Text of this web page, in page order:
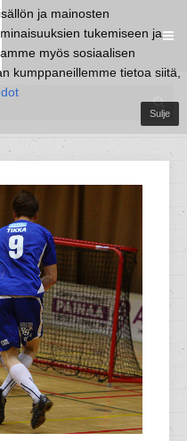
ja mainosten
tukemiseen ja
myös sosiaalisen
kumppaneillemme tietoa siitä,
Sulje